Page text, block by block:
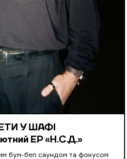
У ШАФІ
EP «Н.С.Д.»
бум-беп саундом та фокусом